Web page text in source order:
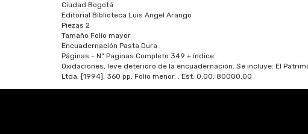
Ciudad Bogotá
Editorial Biblioteca Luis Angel Arango
Piezas 2
Tamaño Folio mayor
Encuadernación Pasta Dura
Páginas - Nº Paginas Completo 349 + índice
Oxidaciones, leve deterioro de la encuadernación. Se incluye: El
Ltda. [1994]. 360 pp. Folio menor. . Est. 0,00. 80000,00